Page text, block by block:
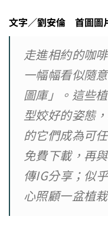
文字／劉安倫 首圖圖
走進相約的咖
一幅幅看似隨
圖庫」。這些
型姣好的姿態
的它們成為可
免費下載，再
傳IG分享；似
心照顧一盆植